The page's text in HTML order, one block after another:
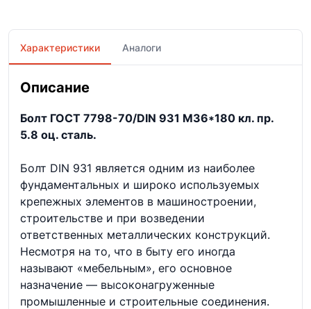
Характеристики Аналоги
Описание
Болт ГОСТ 7798-70/DIN 931 М36*180 кл. пр.
5.8 оц. сталь.
Болт DIN 931 является одним из наиболее
фундаментальных и широко используемых
крепежных элементов в машиностроении,
строительстве и при возведении
ответственных металлических конструкций.
Несмотря на то, что в быту его иногда
называют «мебельным», его основное
назначение — высоконагруженные
промышленные и строительные соединения.